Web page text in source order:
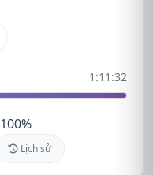
1:11:32
100%
Lịch sử